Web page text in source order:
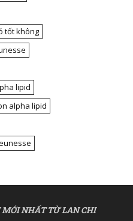
tốt không
lipid
alpha lipid
NHẤT TỪ LAN CHI